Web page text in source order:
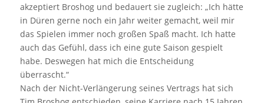
akzeptiert Broshog und bedauert sie zugleich: „Ich hätte
in Düren gerne noch ein Jahr weiter gemacht, weil mir
das Spielen immer noch großen Spaß macht. Ich hatte
auch das Gefühl, dass ich eine gute Saison gespielt
habe. Deswegen hat mich die Entscheidung
überrascht.“
Nach der Nicht-Verlängerung seines Vertrags hat sich